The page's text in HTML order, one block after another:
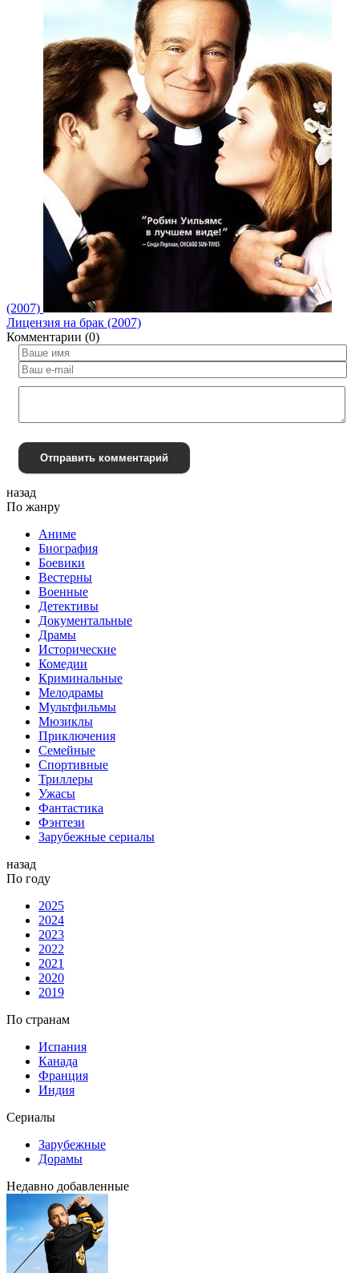
(2007)
Лицензия на брак (2007)
Комментарии (0)
Отправить комментарий
назад
По жанру
Аниме
Биография
Боевики
Вестерны
Военные
Детективы
Документальные
Драмы
Исторические
Комедии
Криминальные
Мелодрамы
Мультфильмы
Мюзиклы
Приключения
Семейные
Спортивные
Триллеры
Ужасы
Фантастика
Фэнтези
Зарубежные сериалы
назад
По году
2025
2024
2023
2022
2021
2020
2019
По странам
Испания
Канада
Франция
Индия
Сериалы
Зарубежные
Дорамы
Недавно добавленные